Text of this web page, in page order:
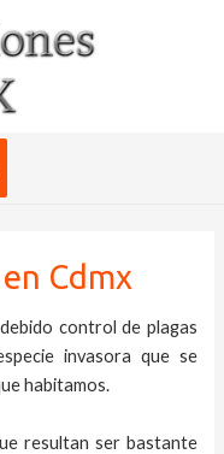
Cdmx
control de plagas
invasora que se
habitamos.
resultan ser bastante